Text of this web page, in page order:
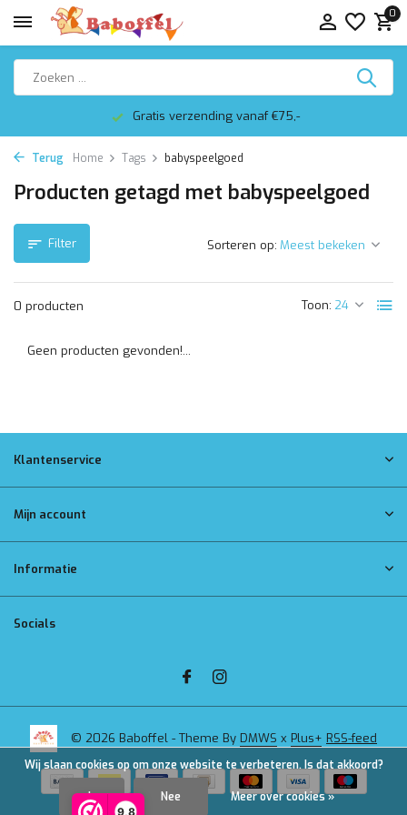
9,8
0
Gratis verzending vanaf €75,-
Terug Home Tags babyspeelgoed
Producten getagd met babyspeelgoed
Filter
0 producten Toon:
Sorteren op:
Geen producten gevonden!...
Klantenservice
Mijn account
Informatie
Socials
© 2026 Baboffel - Theme By DMWS x Plus+ RSS-feed
Wij slaan cookies op om onze website te verbeteren. Is dat akkoord?
Ja Nee Meer over cookies »